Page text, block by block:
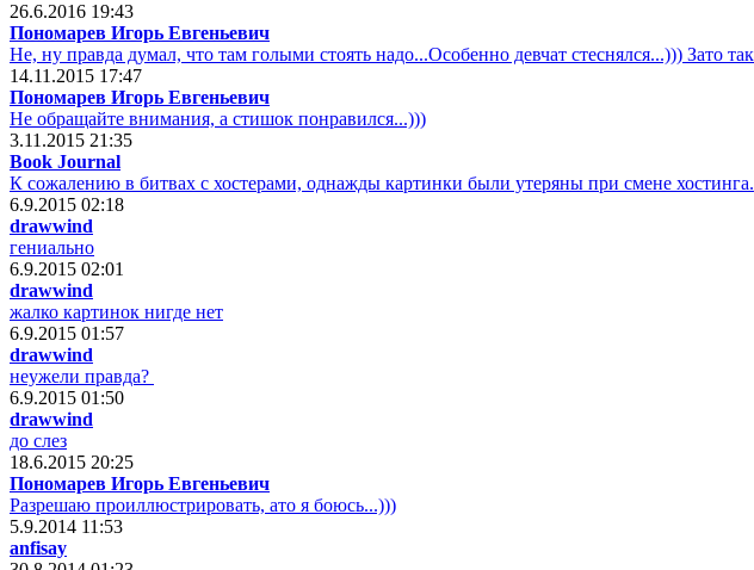
26.6.2016 19:43
Пономарев Игорь Евгеньевич
Не, ну правда думал, что там голыми стоять надо...Особенно девчат стеснялся...))) Зато
14.11.2015 17:47
Пономарев Игорь Евгеньевич
Не обращайте внимания, а стишок понравился...)))
3.11.2015 21:35
Book Journal
К сожалению в битвах с хостерами, однажды картинки были утеряны при смене хостинга.
6.9.2015 02:18
drawwind
гениально
6.9.2015 02:01
drawwind
жалко картинок нигде нет
6.9.2015 01:57
drawwind
неужели правда?
6.9.2015 01:50
drawwind
до слез
18.6.2015 20:25
Пономарев Игорь Евгеньевич
Разрешаю проиллюстрировать, ато я боюсь...)))
5.9.2014 11:53
anfisay